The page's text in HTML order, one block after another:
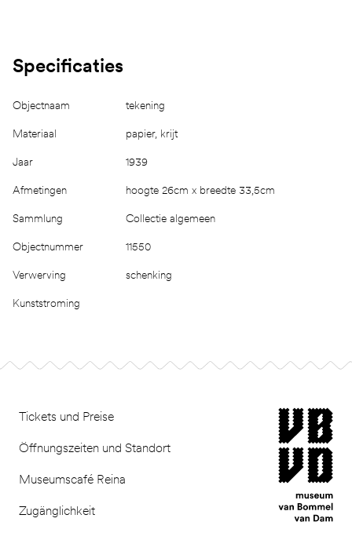
Specificaties
Objectnaam tekening
Materiaal papier, krijt
Jaar 1939
Afmetingen hoogte 26cm x breedte 33,5cm
Sammlung Collectie algemeen
Objectnummer 11550
Verwerving schenking
Kunststroming
Tickets und Preise
Öffnungszeiten und Standort
Museumscafé Reina
Zugänglichkeit
museum van